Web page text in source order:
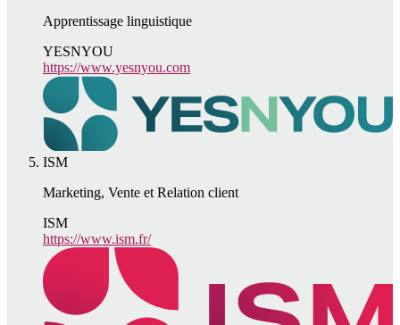
Apprentissage linguistique
YESNYOU
https://www.yesnyou.com
ISM
Marketing, Vente et Relation client
ISM
https://www.ism.fr/